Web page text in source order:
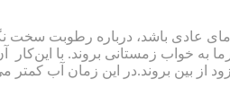
گیاه در دمای عادی باشد، درباره
خواب زمستانی بروند. با این‌کار
از بین بروند.در این زمان آب کمتر